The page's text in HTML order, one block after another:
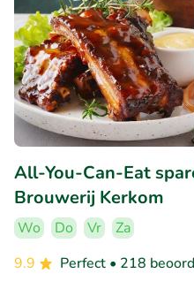
All-You-Can-Eat
Brouwerij Kerkom
Wo Do Vr
Za
9.9
Perfect • 218